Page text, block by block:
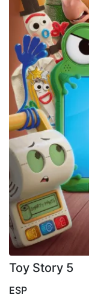
Toy Story 5
ESP